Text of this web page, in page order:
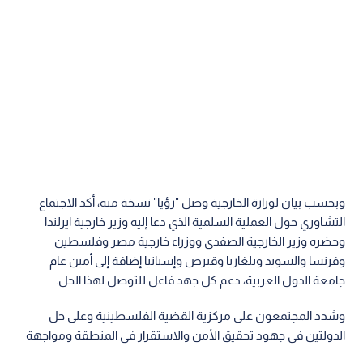
وبحسب بيان لوزارة الخارجية وصل "رؤيا" نسخة منه، أكد الاجتماع
التشاوري حول العملية السلمية الذي دعا إليه وزير خارجية ايرلندا
وحضره وزير الخارجية الصفدي ووزراء خارجية مصر وفلسطين
وفرنسا والسويد وبلغاريا وقبرص وإسبانيا إضافة إلى أمين عام
جامعة الدول العربية، دعم كل جهد فاعل للتوصل لهذا الحل.
وشدد المجتمعون على مركزية القضية الفلسطينية وعلى حل
الدولتين في جهود تحقيق الأمن والاستقرار في المنطقة ومواجهة